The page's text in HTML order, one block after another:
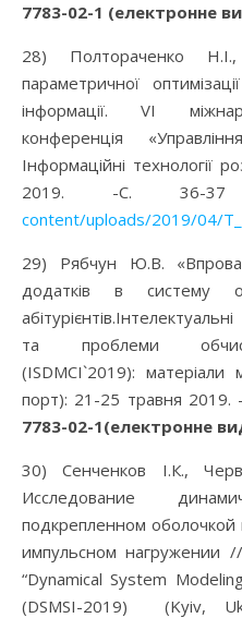
7783-02-1 (електронне
28) Полтораченко
параметричної
інформації. VІ
конференція
Інформаційні технології
2019. -С. 36-
content/uploads/2019/04/
29) Рябчун Ю.В.
додатків в систему
та проблеми
(ISDMCI`2019):
порт): 21-25 травня 2019.
7783-02-1(електронне
30) Сенченков І.К.,
Исследование
подкрепленном
импульсном нагружении
“Dynamical System
(DSMSI-2019) (Kyiv,